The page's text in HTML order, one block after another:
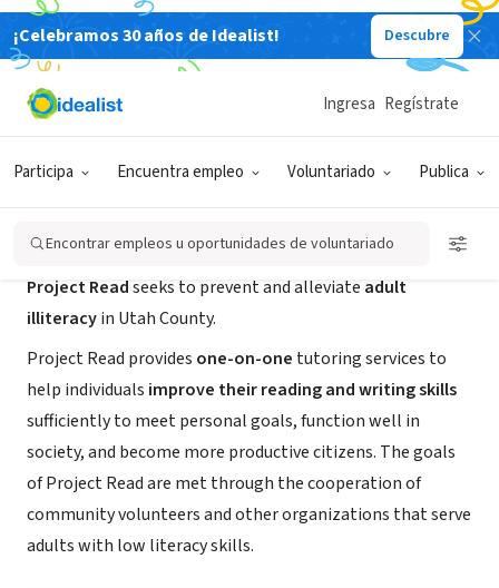
¡Celebramos 30 años de Idealist! Descubre
Participa Encuentra empleo Voluntariado Publica
Ingresa Regístrate
Encontrar empleos u oportunidades de voluntariado
ORGANIZACIÓN SIN FIN DE LUCRO
Project Read - Utah County
Project Readseeks to prevent and alleviate adult
illiteracyin Utah County.
Project Read provides one-on-one tutoring services to
help individuals improve their reading and writing skills
sufficiently to meet personal goals, function well in
society, and become more productive citizens. The goals
of Project Read are met through the cooperation of
community volunteers and other organizations that serve
adults with low literacy skills.